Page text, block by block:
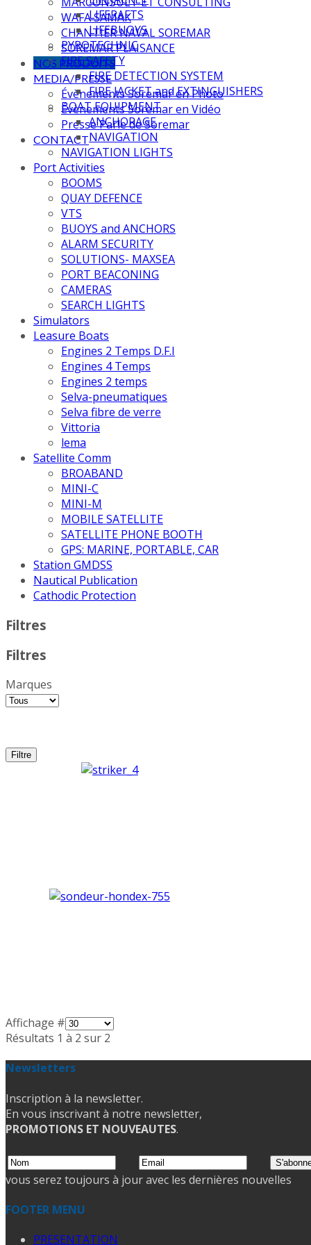
WAFA SAMAK
CHANTIER NAVAL SOREMAR
SOREMAR PLAISANCE
NOS PRODUITS
MEDIA/PRESSE
Évènements Soremar en Photo
Évènements Soremar en Vidéo
Presse Parle de Soremar
CONTACT
LIFERAFTS
LIFEBUOYS
PYROTECHNIC
FIRE SAFETY
FIRE DETECTION SYSTEM
FIRE JACKET and EXTINGUISHERS
BOAT EQUIPMENT
ANCHORAGE
NAVIGATION
NAVIGATION LIGHTS
Port Activities
BOOMS
QUAY DEFENCE
VTS
BUOYS and ANCHORS
ALARM SECURITY
SOLUTIONS- MAXSEA
PORT BEACONING
CAMERAS
SEARCH LIGHTS
Simulators
Leasure Boats
Engines 2 Temps D.F.I
Engines 4 Temps
Engines 2 temps
Selva-pneumatiques
Selva fibre de verre
Vittoria
lema
Satellite Comm
BROABAND
MINI-C
MINI-M
MOBILE SATELLITE
SATELLITE PHONE BOOTH
GPS: MARINE, PORTABLE, CAR
Station GMDSS
Nautical Publication
Cathodic Protection
Filtres
Filtres
Marques
Affichage #
Résultats 1 à 2 sur 2
Newsletters
Inscription à la newsletter.
En vous inscrivant à notre newsletter,
PROMOTIONS ET NOUVEAUTES.
vous serez toujours à jour avec les dernières nouvelles
FOOTER MENU
PRESENTATION